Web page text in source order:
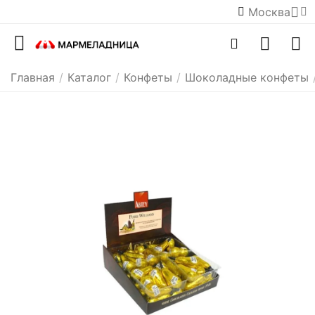
Москва
Главная / Каталог / Конфеты / Шоколадные конфеты